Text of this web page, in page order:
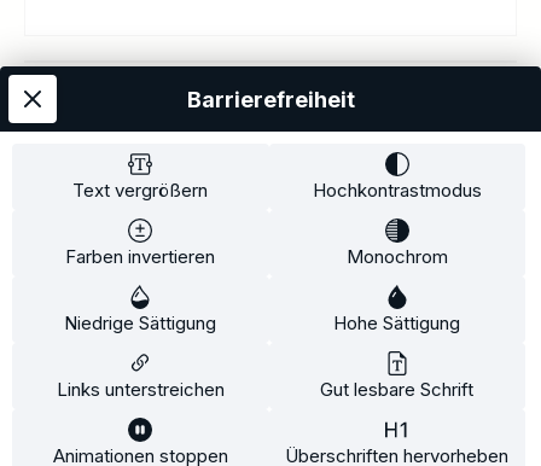
Kostenloser Versand
Datenschutz
Widerrufsrecht
Widerrufsformular
Zahlung und Versand
Copyright© 2020-2025 Faventis GmbH. All Rights Reserved
Alle Preise inkl. gesetzl. Mehrwertsteuer zzgl.Versandkostenund ggf.
Text vergrößern Hochkontrastmodus
Farben invertieren Monochrom
Niedrige Sättigung Hohe Sättigung
Links unterstreichen Gut lesbare Schrift
Animationen stoppen Überschriften hervorheben
Barrierefreiheit
Diese Website verwendet Cookies, um eine bestmögliche Erfahrung